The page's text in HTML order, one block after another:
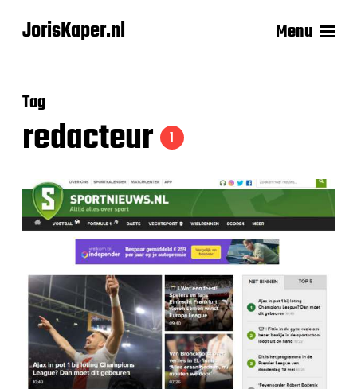
JorisKaper.nl Menu
Tag
redacteur 1